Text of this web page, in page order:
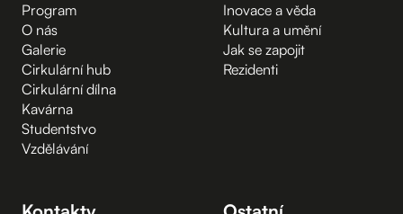
Program
O nás
Galerie
Cirkulární hub
Cirkulární dílna
Kavárna
Studentstvo
Vzdělávání
Inovace a věda
Kultura a umění
Jak se zapojit
Rezidenti